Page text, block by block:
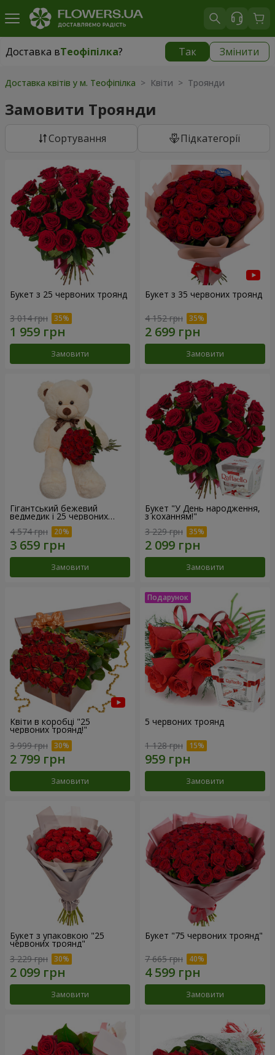
Доставка вТеофіпілка? Так Змінити
Доставка вТеофіпілка| безкоштовно
Доставка квітів у м. Теофіпілка > Квіти > Троянди
Замовити Троянди
Сортування Підкатегорії
Букет з 25 червоних троянд
3 014 грн
Замовити
Букет з 35 червоних троянд
4 152 грн
Замовити
Гігантський бежевий
ведмедик і 25 червоних
троянд
4 574 грн
Замовити
Букет "У День народження,
з коханням!"
3 229 грн
Замовити
Квіти в коробці "25
червоних троянд!"
3 999 грн
Замовити
5 червоних троянд
1 128 грн
Замовити
Букет з упаковкою "25
червоних троянд"
3 229 грн
Замовити
Букет "75 червоних троянд"
7 665 грн
Замовити